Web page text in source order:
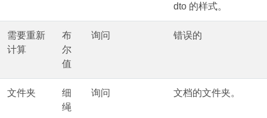
dto 的样式。
需要重新
计算
布
尔
值
询问 错误的
文件夹
细
绳
询问 文档的文件夹。